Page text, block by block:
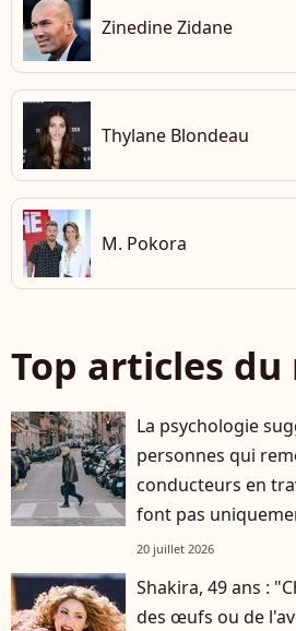
Zinedine Zidane
Thylane Blondeau
M. Pokora
Top articles du
La psychologie
personnes qui
conducteurs en
font pas
20 juillet 2026
Shakira, 49 ans :
des œufs ou de